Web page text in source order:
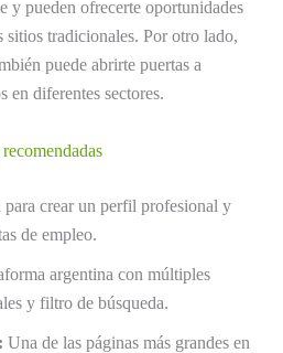
y pueden ofrecerte oportunidades
sitios tradicionales. Por otro lado,
puede abrirte puertas a
en diferentes sectores.
para crear un perfil profesional y
de empleo.
argentina con múltiples
y filtro de búsqueda.
Una de las páginas más grandes en